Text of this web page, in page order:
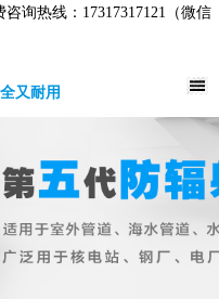
询热线：17317317121（微信
又耐用